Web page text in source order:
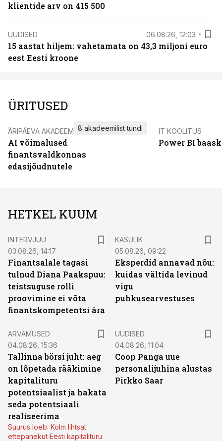
klientide arv on 415 500
UUDISED 06.08.26, 12:03
15 aastat hiljem: vahetamata on 43,3 miljoni euro
eest Eesti kroone
ÜRITUSED
ÄRIPÄEVA AKADEEMIA
AI võimalused
finantsvaldkonnas
edasijõudnutele
8 akadeemilist tundi IT KOOLITUS
Power BI
HETKEL KUUM
INTERVJUU
03.08.26, 14:17
Finantsalale tagasi
tulnud Diana Paakspuu:
teistsuguse rolli
proovimine ei võta
finantskompetentsi ära
KASULIK
05.08.26, 09:22
Eksperdid annavad nõu:
kuidas vältida levinud
vigu
puhkusearvestuses
ARVAMUSED
04.08.26, 15:36
Tallinna börsi juht: aeg
on lõpetada rääkimine
kapitalituru
potentsiaalist ja hakata
seda potentsiaali
realiseerima
Suurus loeb. Kolm lihtsat
ettepanekut Eesti kapitalituru
UUDISED
04.08.26, 11:04
Coop Panga uue
personalijuhina alustas
Pirkko Saar